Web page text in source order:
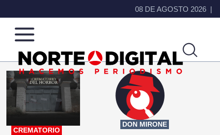
08 DE AGOSTO 2026
Norte
de
Ciudad
Más
que
noticias,
hacemos periodismo
CREMATORIO
DON MIRONE